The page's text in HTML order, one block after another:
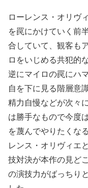
ローレンス・オリヴ
を罠にかけていく前
合していて、観客も
ロをいじめる共犯的
逆にマイロの罠にハ
自を下に見る階層意
精力自慢などが次々
は勝手なもので今度
を蔑んでやりたくな
レンス・オリヴィエ
技対決が本作の見ど
の演技力がばっちり